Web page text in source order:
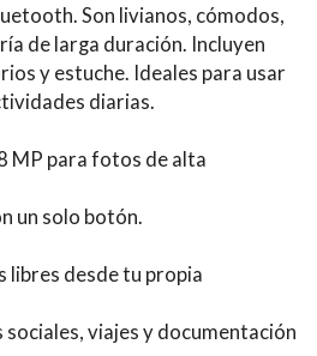
Son livianos, cómodos,
de larga duración. Incluyen
y estuche. Ideales para usar
diarias.
MP para fotos de alta
un solo botón.
libres desde tu propia
sociales, viajes y documentación